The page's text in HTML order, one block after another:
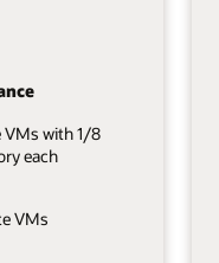
VMs with 1/8
each
VMs